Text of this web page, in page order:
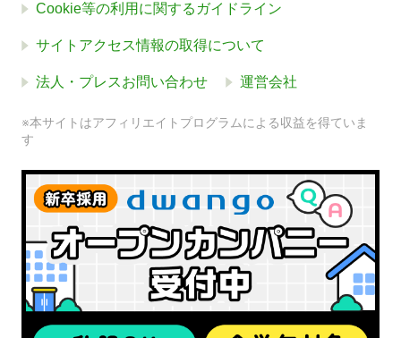
Cookie等の利用に関するガイドライン
サイトアクセス情報の取得について
法人・プレスお問い合わせ 運営会社
※本サイトはアフィリエイトプログラムによる収益を得ていま
す